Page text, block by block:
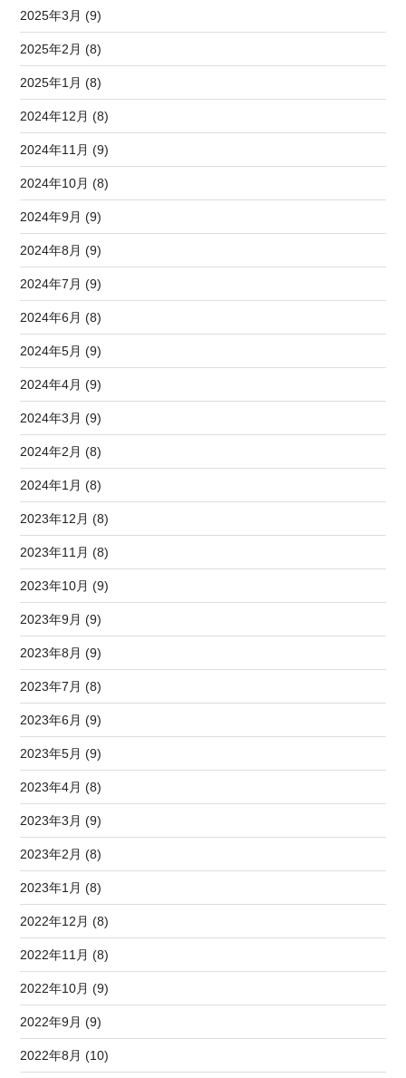
2025年3月 (9)
2025年2月 (8)
2025年1月 (8)
2024年12月 (8)
2024年11月 (9)
2024年10月 (8)
2024年9月 (9)
2024年8月 (9)
2024年7月 (9)
2024年6月 (8)
2024年5月 (9)
2024年4月 (9)
2024年3月 (9)
2024年2月 (8)
2024年1月 (8)
2023年12月 (8)
2023年11月 (8)
2023年10月 (9)
2023年9月 (9)
2023年8月 (9)
2023年7月 (8)
2023年6月 (9)
2023年5月 (9)
2023年4月 (8)
2023年3月 (9)
2023年2月 (8)
2023年1月 (8)
2022年12月 (8)
2022年11月 (8)
2022年10月 (9)
2022年9月 (9)
2022年8月 (10)